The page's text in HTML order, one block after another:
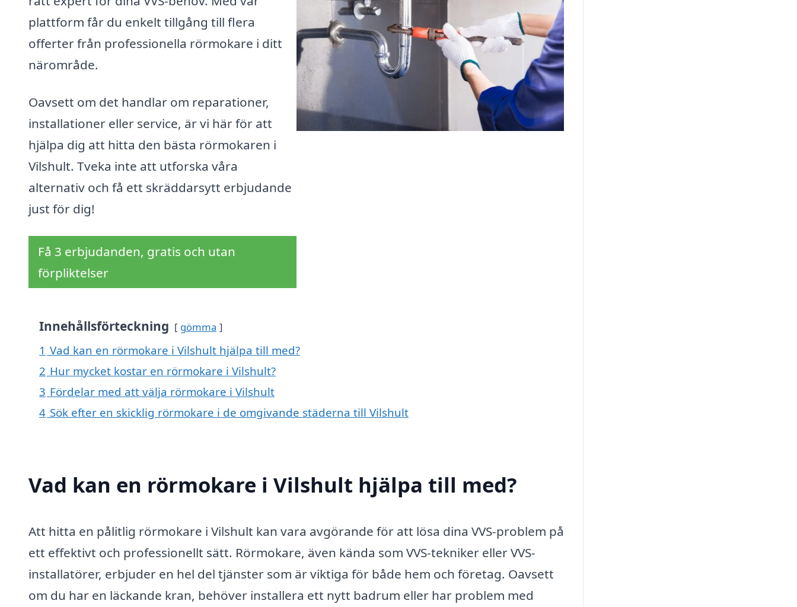
plattform får du enkelt tillgång till flera
offerter från professionella rörmokare i ditt
närområde.
Oavsett om det handlar om reparationer,
installationer eller service, är vi här för att
hjälpa dig att hitta den bästa rörmokaren i
Vilshult. Tveka inte att utforska våra
alternativ och få ett skräddarsytt erbjudande
just för dig!
Få 3 erbjudanden, gratis och utan
förpliktelser
Innehållsförteckning gömma
1 Vad kan en rörmokare i Vilshult hjälpa till med?
2 Hur mycket kostar en rörmokare i Vilshult?
3 Fördelar med att välja rörmokare i Vilshult
4 Sök efter en skicklig rörmokare i de omgivande städerna till Vilshult
Vad kan en rörmokare i Vilshult hjälpa till med?
Att hitta en pålitlig rörmokare i Vilshult kan vara avgörande för att lösa dina VVS-problem på
ett effektivt och professionellt sätt. Rörmokare, även kända som VVS-tekniker eller VVS-
installatörer, erbjuder en hel del tjänster som är viktiga för både hem och företag. Oavsett
om du har en läckande kran, behöver installera ett nytt badrum eller har problem med